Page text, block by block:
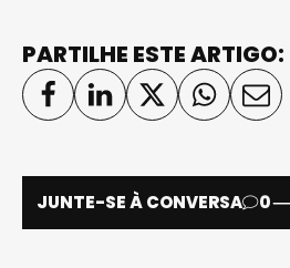
PARTILHE ESTE ARTIGO:
JUNTE-SE À CONVERSA 0